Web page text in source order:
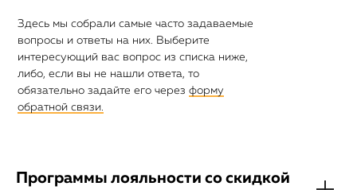
Здесь мы собрали самые часто задаваемые
вопросы и ответы на них. Выберите
интересующий вас вопрос из списка ниже,
либо, если вы не нашли ответа, то
обязательно задайте его черезформу
обратной связи.
Программы лояльности со скидкой